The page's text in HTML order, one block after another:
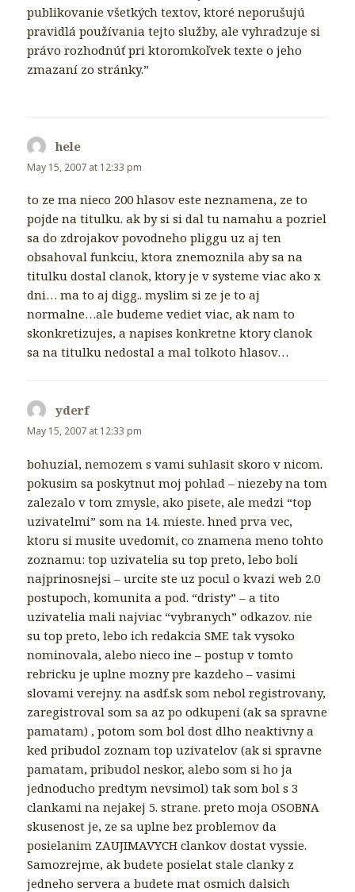
publikovanie všetkých textov, ktoré neporušujú
pravidlá používania tejto služby, ale vyhradzuje si
právo rozhodnúť pri ktoromkoľvek texte o jeho
zmazaní zo stránky.”
hele
May 15, 2007 at 12:33 pm
to ze ma nieco 200 hlasov este neznamena, ze to
pojde na titulku. ak by si si dal tu namahu a pozriel
sa do zdrojakov povodneho pliggu uz aj ten
obsahoval funkciu, ktora znemoznila aby sa na
titulku dostal clanok, ktory je v systeme viac ako x
dni… ma to aj digg.. myslim si ze je to aj
normalne…ale budeme vediet viac, ak nam to
skonkretizujes, a napises konkretne ktory clanok
sa na titulku nedostal a mal tolkoto hlasov…
yderfsays:
May 15, 2007 at 12:33 pm
bohuzial, nemozem s vami suhlasit skoro v nicom.
pokusim sa poskytnut moj pohlad – niezeby na tom
zalezalo v tom zmysle, ako pisete, ale medzi “top
uzivatelmi” som na 14. mieste. hned prva vec,
ktoru si musite uvedomit, co znamena meno tohto
zoznamu: top uzivatelia su top preto, lebo boli
najprinosnejsi – urcite ste uz pocul o kvazi web 2.0
postupoch, komunita a pod. “dristy” – a tito
uzivatelia mali najviac “vybranych” odkazov. nie
su top preto, lebo ich redakcia SME tak vysoko
nominovala, alebo nieco ine – postup v tomto
rebricku je uplne mozny pre kazdeho – vasimi
slovami verejny. na asdf.sk som nebol registrovany,
zaregistroval som sa az po odkupeni (ak sa spravne
pamatam) , potom som bol dost dlho neaktivny a
ked pribudol zoznam top uzivatelov (ak si spravne
pamatam, pribudol neskor, alebo som si ho ja
jednoducho predtym nevsimol) tak som bol s 3
clankami na nejakej 5. strane. preto moja OSOBNA
skusenost je, ze sa uplne bez problemov da
posielanim ZAUJIMAVYCH clankov dostat vyssie.
Samozrejme, ak budete posielat stale clanky z
jedneho servera a budete mat osmich dalsich